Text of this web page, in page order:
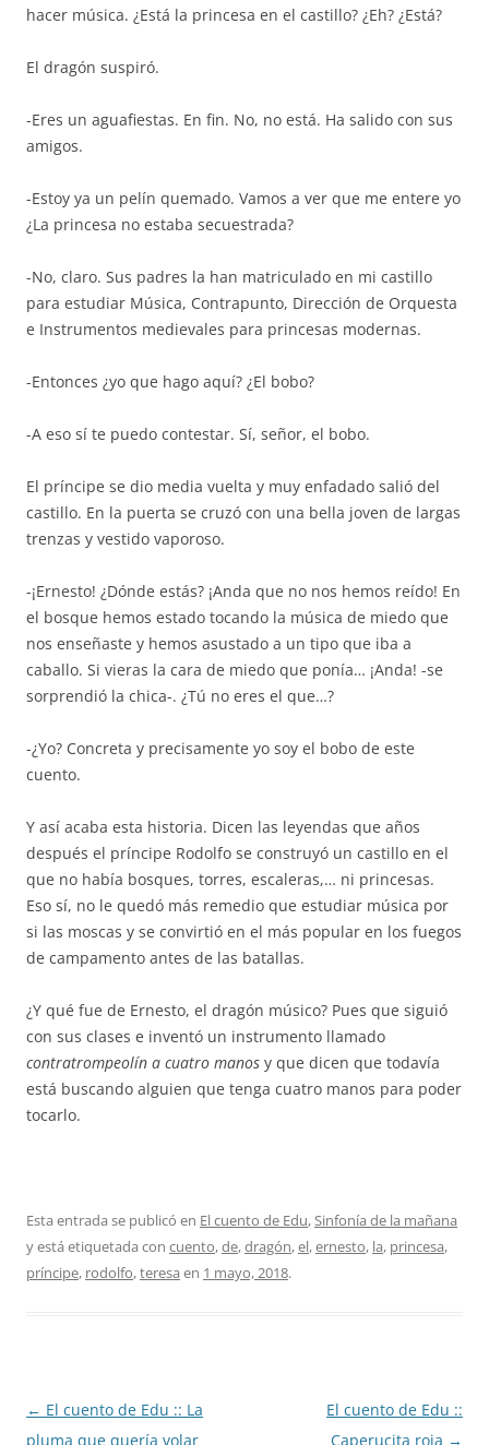
hacer música. ¿Está la princesa en el castillo? ¿Eh? ¿Está?
El dragón suspiró.
-Eres un aguafiestas. En fin. No, no está. Ha salido con sus
amigos.
-Estoy ya un pelín quemado. Vamos a ver que me entere yo
¿La princesa no estaba secuestrada?
-No, claro. Sus padres la han matriculado en mi castillo
para estudiar Música, Contrapunto, Dirección de Orquesta
e Instrumentos medievales para princesas modernas.
-Entonces ¿yo que hago aquí? ¿El bobo?
-A eso sí te puedo contestar. Sí, señor, el bobo.
El príncipe se dio media vuelta y muy enfadado salió del
castillo. En la puerta se cruzó con una bella joven de largas
trenzas y vestido vaporoso.
-¡Ernesto! ¿Dónde estás? ¡Anda que no nos hemos reído! En
el bosque hemos estado tocando la música de miedo que
nos enseñaste y hemos asustado a un tipo que iba a
caballo. Si vieras la cara de miedo que ponía… ¡Anda! -se
sorprendió la chica-. ¿Tú no eres el que…?
-¿Yo? Concreta y precisamente yo soy el bobo de este
cuento.
Y así acaba esta historia. Dicen las leyendas que años
después el príncipe Rodolfo se construyó un castillo en el
que no había bosques, torres, escaleras,… ni princesas.
Eso sí, no le quedó más remedio que estudiar música por
si las moscas y se convirtió en el más popular en los fuegos
de campamento antes de las batallas.
¿Y qué fue de Ernesto, el dragón músico? Pues que siguió
con sus clases e inventó un instrumento llamado
contratrompeolín a cuatro manos y que dicen que todavía
está buscando alguien que tenga cuatro manos para poder
tocarlo.
Esta entrada se publicó en El cuento de Edu,Sinfonía de la mañana
y está etiquetada con cuento,de,dragón,el,ernesto, la, princesa,
príncipe, rodolfo,teresa en 1 mayo, 2018.
Navegación
de
← El cuento de Edu :: La
pluma que quería volar
El cuento de Edu ::
Caperucita roja →